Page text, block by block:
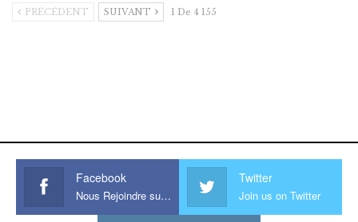
PRÉCÉDENT SUIVANT 1 De 4 155
Facebook
Nous Rejoindre sur Facebook
Twitter
Join us on Twitter